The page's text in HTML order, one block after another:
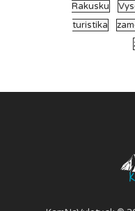
Rakusku
turistika